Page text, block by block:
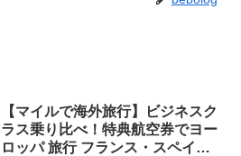
【マイルで海外旅行】ビジネスク
ラス乗り比べ！特典航空券でヨー
ロッパ 旅行 フランス・スペイン